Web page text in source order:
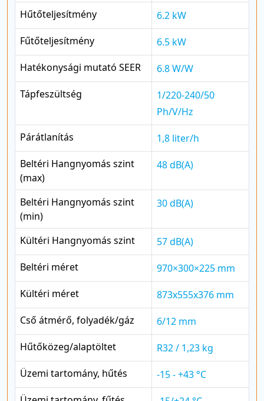
Hűtőteljesítmény
6.2 kW
Fűtőteljesítmény
6.5 kW
Hatékonysági mutató SEER
6.8 W/W
Tápfeszültség
1/220-240/50
Ph/V/Hz
Párátlanítás
1,8 liter/h
Beltéri Hangnyomás szint
(max)
48 dB(A)
Beltéri Hangnyomás szint
(min)
30 dB(A)
Kültéri Hangnyomás szint
57 dB(A)
Beltéri méret
970×300×225 mm
Kültéri méret
873x555x376 mm
Cső átmérő, folyadék/gáz
6/12 mm
Hűtőközeg/alaptöltet
R32 / 1,23 kg
Üzemi tartomány, hűtés
-15 - +43 °C